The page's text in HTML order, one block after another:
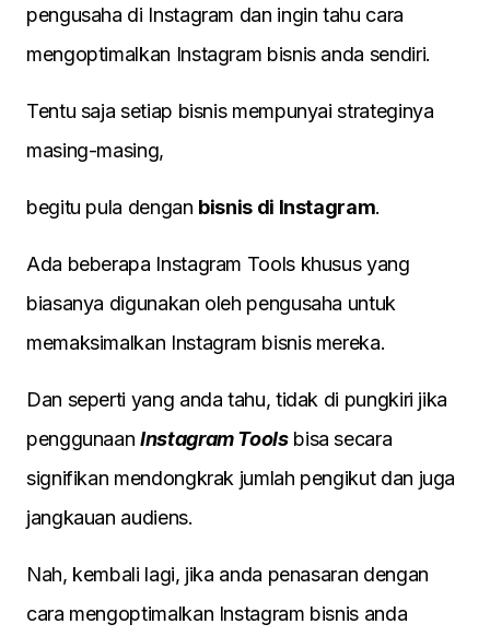
pengusaha di Instagram dan ingin tahu cara
mengoptimalkan Instagram bisnis anda sendiri.
Tentu saja setiap bisnis mempunyai strateginya
masing-masing,
begitu pula dengan bisnis di Instagram.
Ada beberapa Instagram Tools khusus yang
biasanya digunakan oleh pengusaha untuk
memaksimalkan Instagram bisnis mereka.
Dan seperti yang anda tahu, tidak di pungkiri jika
penggunaanInstagram Toolsbisa secara
signifikan mendongkrak jumlah pengikut dan juga
jangkauan audiens.
Nah, kembali lagi, jika anda penasaran dengan
cara mengoptimalkan Instagram bisnis anda